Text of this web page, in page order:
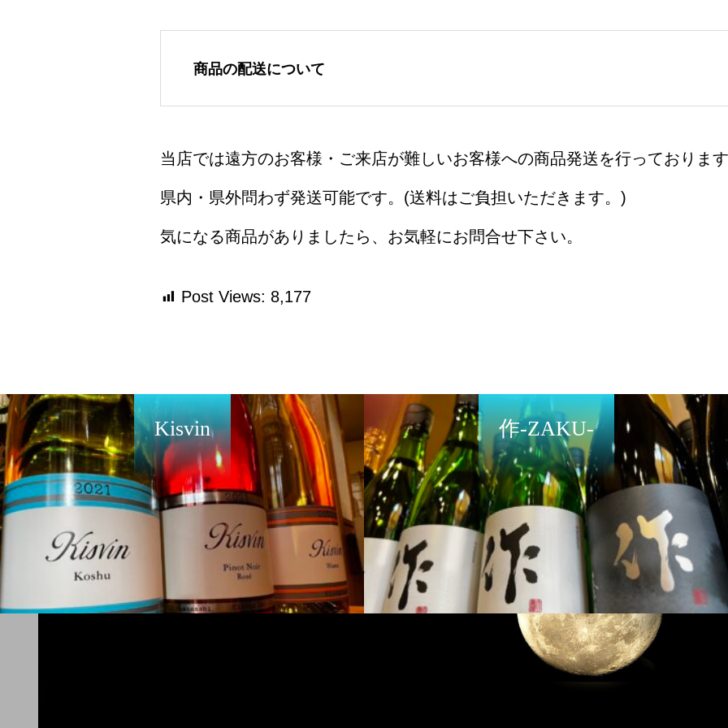
商品の配送について
当店では遠方のお客様・ご来店が難しいお客様への商品発送を行っておりま
県内・県外問わず発送可能です。(送料はご負担いただきます。)
気になる商品がありましたら、お気軽にお問合せ下さい。
Post Views: 8,177
Kisvin 作-ZAKU-